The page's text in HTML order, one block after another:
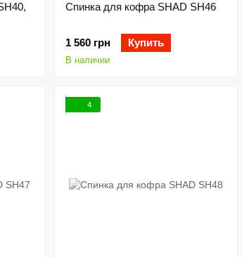
Спинка для кофра SHAD SH46
1 560 грн Купить
В наличии
4